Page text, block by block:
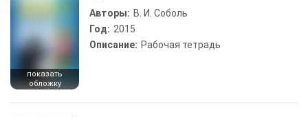
показать
обложку
Авторы: В. И. Соболь
Год: 2015
Описание: Рабочая тетрадь